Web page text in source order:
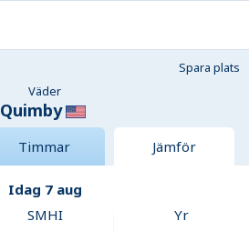
Spara plats
Väder
Quimby
Timmar Jämför
Idag 7 aug
SMHI Yr